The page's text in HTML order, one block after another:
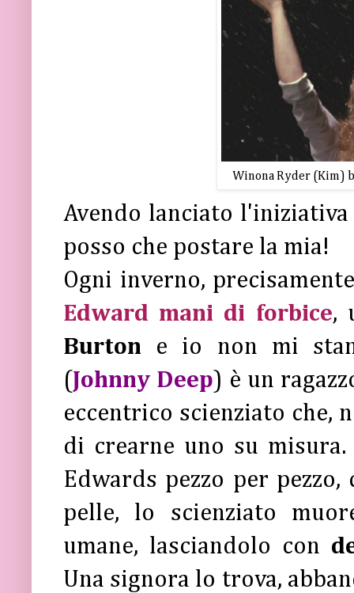
Winona Ryder (Kim)
Avendo lanciato
posso che postare la mia!
Ogni inverno,
Edward mani di forbice,
Burton e io non mi
(Johnny Deep) è un
eccentrico scienziato che,
di crearne uno su
Edwards pezzo per
pelle, lo scienziato
umane, lasciandolo con
Una signora lo trova,